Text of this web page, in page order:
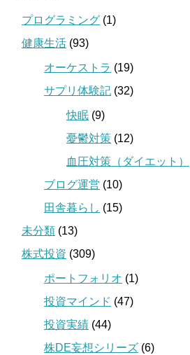
プログラミング (1)
健康生活 (93)
オーケストラ (19)
サプリ体験記 (32)
快眠 (9)
憂鬱対策 (12)
血圧対策（ダイエット）
ブログ運営 (10)
田舎暮らし (15)
未分類 (13)
株式投資 (309)
ポートフォリオ (1)
投資マインド (47)
投資実績 (44)
株DE妄想シリーズ (6)